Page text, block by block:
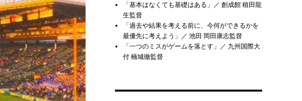
「基本はなくても基礎はある」／ 創成館 稙田龍
生監督
「過去や結果を考える前に、今何ができるかを
最優先に考えよう」／ 池田 岡田康志監督
「一つのミスがゲームを落とす」／ 九州国際大
付 楠城徹監督